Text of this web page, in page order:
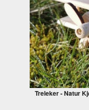
Treleker - Natur